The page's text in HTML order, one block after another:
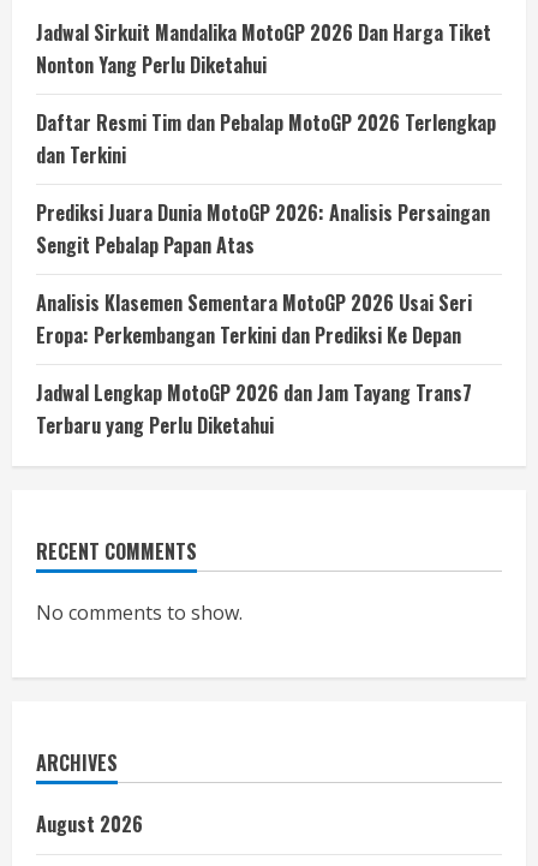
Jadwal Sirkuit Mandalika MotoGP 2026 Dan Harga Tiket
Nonton Yang Perlu Diketahui
Daftar Resmi Tim dan Pebalap MotoGP 2026 Terlengkap
dan Terkini
Prediksi Juara Dunia MotoGP 2026: Analisis Persaingan
Sengit Pebalap Papan Atas
Analisis Klasemen Sementara MotoGP 2026 Usai Seri
Eropa: Perkembangan Terkini dan Prediksi Ke Depan
Jadwal Lengkap MotoGP 2026 dan Jam Tayang Trans7
Terbaru yang Perlu Diketahui
RECENT COMMENTS
No comments to show.
ARCHIVES
August 2026